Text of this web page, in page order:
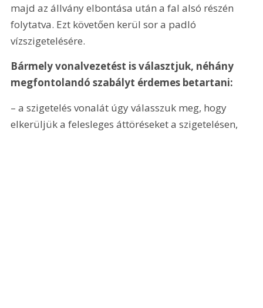
majd az állvány elbontása után a fal alsó részén
folytatva. Ezt követően kerül sor a padló
vízszigetelésére.
Bármely vonalvezetést is választjuk, néhány
megfontolandó szabályt érdemes betartani:
– a szigetelés vonalát úgy válasszuk meg, hogy
elkerüljük a felesleges áttöréseket a szigetelésen,